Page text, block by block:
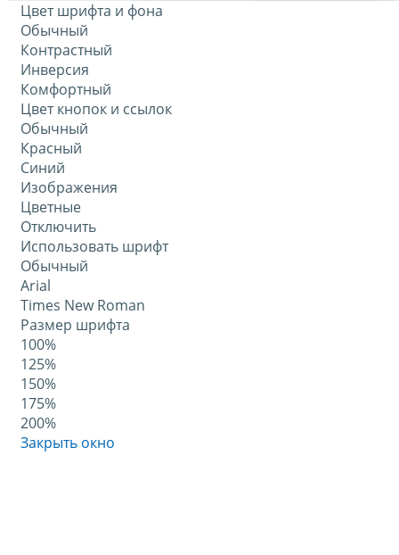
Цвет шрифта и фона
Обычный
Контрастный
Инверсия
Комфортный
Цвет кнопок и ссылок
Обычный
Красный
Синий
Изображения
Цветные
Отключить
Использовать шрифт
Обычный
Arial
Times New Roman
Размер шрифта
100%
125%
150%
175%
200%
Закрыть окно